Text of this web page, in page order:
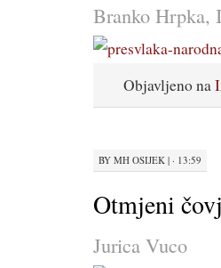
Branko Hrpka,
Objavljeno na
BY MH OSIJEK | · 13:59
Otmjeni
Jurica Vuco